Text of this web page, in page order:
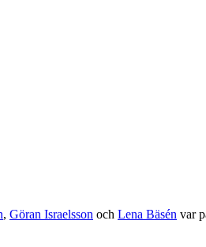
, Göran Israelsson och Lena Bäsén var